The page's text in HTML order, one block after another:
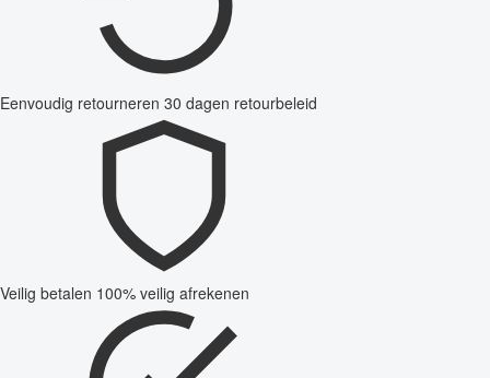
Eenvoudig retourneren 30 dagen retourbeleid
Veilig betalen 100% veilig afrekenen